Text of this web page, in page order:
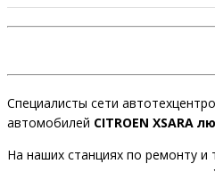
Специалисты сети
автомобилей CITROEN XSARA
На наших станциях по ремонту и